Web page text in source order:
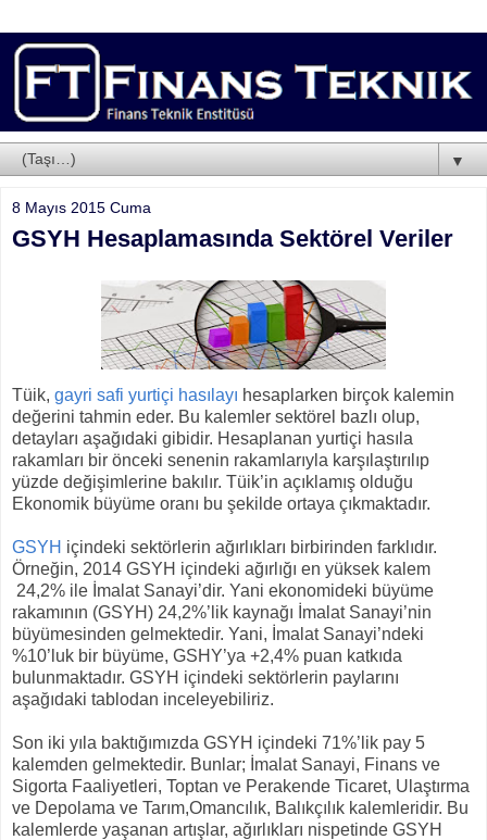
▼
8 Mayıs 2015 Cuma
GSYH Hesaplamasında Sektörel Veriler
Tüik, gayri safi yurtiçi hasılayı hesaplarken birçok kalemin
değerini tahmin eder. Bu kalemler sektörel bazlı olup,
detayları aşağıdaki gibidir. Hesaplanan yurtiçi hasıla
rakamları bir önceki senenin rakamlarıyla karşılaştırılıp
yüzde değişimlerine bakılır. Tüik’in açıklamış olduğu
Ekonomik büyüme oranı bu şekilde ortaya çıkmaktadır.
GSYH içindeki sektörlerin ağırlıkları birbirinden farklıdır.
Örneğin, 2014 GSYH içindeki ağırlığı en yüksek kalem
24,2% ile İmalat Sanayi’dir. Yani ekonomideki büyüme
rakamının (GSYH) 24,2%’lik kaynağı İmalat Sanayi’nin
büyümesinden gelmektedir. Yani, İmalat Sanayi’ndeki
%10’luk bir büyüme, GSHY’ya +2,4% puan katkıda
bulunmaktadır. GSYH içindeki sektörlerin paylarını
aşağıdaki tablodan inceleyebiliriz.
Son iki yıla baktığımızda GSYH içindeki 71%’lik pay 5
kalemden gelmektedir. Bunlar; İmalat Sanayi, Finans ve
Sigorta Faaliyetleri, Toptan ve Perakende Ticaret, Ulaştırma
ve Depolama ve Tarım,Omancılık, Balıkçılık kalemleridir. Bu
kalemlerde yaşanan artışlar, ağırlıkları nispetinde GSYH